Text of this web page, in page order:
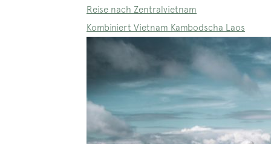
Reise nach Zentralvietnam
Kombiniert Vietnam Kambodscha Laos